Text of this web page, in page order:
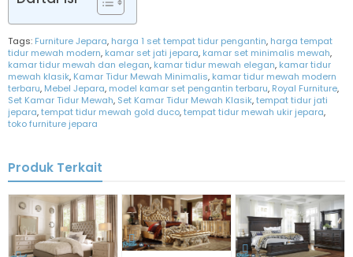
Tags: Furniture Jepara, harga 1 set tempat tidur pengantin, harga tempat
tidur mewah modern, kamar set jati jepara, kamar set minimalis mewah,
kamar tidur mewah dan elegan, kamar tidur mewah elegan, kamar tidur
mewah klasik, Kamar Tidur Mewah Minimalis, kamar tidur mewah modern
terbaru, Mebel Jepara, model kamar set pengantin terbaru, Royal Furniture,
Set Kamar Tidur Mewah, Set Kamar Tidur Mewah Klasik,tempat tidur jati
jepara,tempat tidur mewah gold duco,tempat tidur mewah ukir jepara,
toko furniture jepara
Produk Terkait